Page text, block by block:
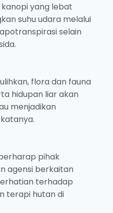
yang lebat
suhu udara melalui
selain
flora dan fauna
hidupan liar akan
menjadikan
pihak
agensi berkaitan
terhadap
terapi hutan di